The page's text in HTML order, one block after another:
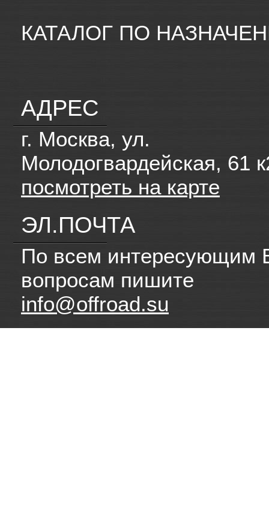
КАТАЛОГ ПО
АДРЕС
г. Москва, ул.
Молодогвардейская, 61
посмотреть на карте
ЭЛ.ПОЧТА
По всем интересующим
вопросам пишите
info@offroad.su